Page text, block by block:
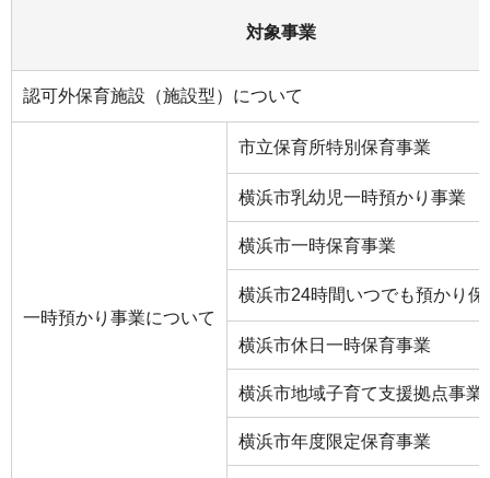
対象事業
認可外保育施設（施設型）について
一時預かり事業について
市立保育所特別保育事業
横浜市乳幼児一時預かり事業
横浜市一時保育事業
横浜市24時間いつでも預かり保
横浜市休日一時保育事業
横浜市地域子育て支援拠点事業
横浜市年度限定保育事業